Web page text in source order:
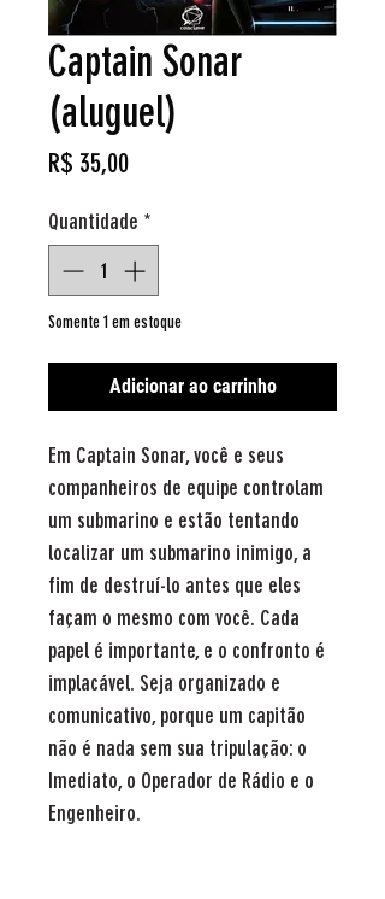
Captain Sonar
(aluguel)
R$ 35,00Preço
Quantidade *
Somente 1 em estoque
Adicionar ao carrinho
Em Captain Sonar, você e seus
companheiros de equipe controlam
um submarino e estão tentando
localizar um submarino inimigo, a
fim de destruí-lo antes que eles
façam o mesmo com você. Cada
papel é importante, e o confronto é
implacável. Seja organizado e
comunicativo, porque um capitão
não é nada sem sua tripulação: o
Imediato, o Operador de Rádio e o
Engenheiro.